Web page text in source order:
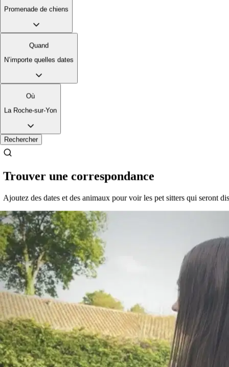
Promenade de chiens
Quand
N’importe quelles dates
Où
La Roche-sur-Yon
Rechercher
Trouver une correspondance
Ajoutez des dates et des animaux pour voir les pet sitters qui seront